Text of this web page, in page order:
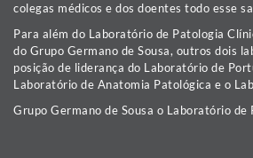
colegas médicos e dos doentes todo esse
Para além do Laboratório de Patologia
do Grupo Germano de Sousa, outros dois
posição de liderança do Laboratório de
Laboratório de Anatomia Patológica e o
Grupo Germano de Sousa o Laboratório de